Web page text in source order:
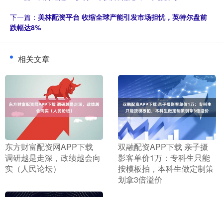
下一篇： 美林配资平台 收缩全球产能引发市场担忧，英特尔盘前
跌幅达8%
相关文章
​东方财富配资网APP下载
调研越是走深，政绩越会向
实（人民论坛）
​双融配资APP下载 亲子摄
影客单价1万：专科生只能
按模板拍，本科生做定制策
划拿3倍溢价